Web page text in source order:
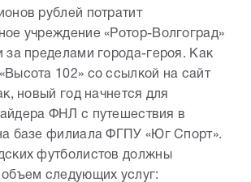
рублей потратит
учреждение «Ротор-Волгоград»
за пределами города-героя. Как
102» со ссылкой на сайт
новый год начнется для
ФНЛ с путешествия в
базе филиала ФГПУ «Юг Спорт».
футболистов должны
объем следующих услуг: